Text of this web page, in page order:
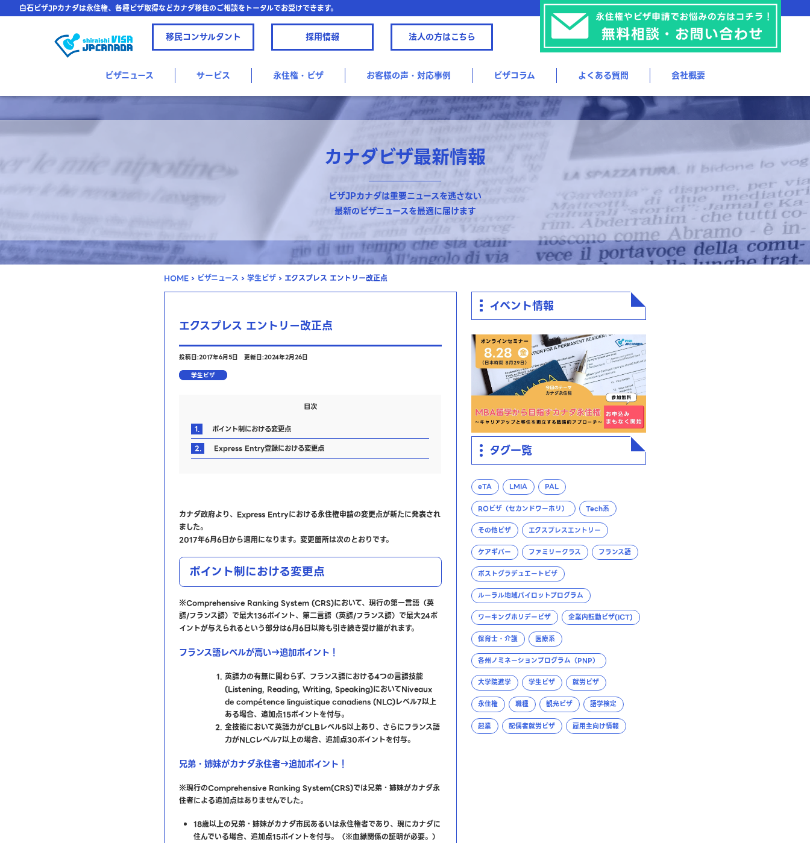
白石ビザJPカナダは永住権、各種ビザ取得などカナダ移住のご相談をトータルでお受けできます。
移民コンサルタント 採用情報 法人の方はこちら
ビザニュース サービス 永住権・ビザ お客様の声・対応事例 ビザコラム よくある質問 会社概要
カナダビザ最新情報
ビザJPカナダは重要ニュースを逃さない
最新のビザニュースを最適に届けます
HOME › ビザニュース › 学生ビザ › エクスプレス エントリー改正点
エクスプレス エントリー改正点
投稿日:2017年6月5日
更新日:2024年2月26日
学生ビザ
目次
1.
ポイント制における変更点
2.
Express Entry登録における変更点
カナダ政府より、Express Entryにおける永住権申請の変更点が新たに発表され
ました。
2017年6月6日から適用になります。変更箇所は次のとおりです。
ポイント制における変更点
※Comprehensive Ranking System (CRS)において、現行の第一言語（英
語/フランス語）で最大136ポイント、第二言語（英語/フランス語）で最大24ポ
イントが与えられるという部分は6月6日以降も引き続き受け継がれます。
フランス語レベルが高い→追加ポイント！
英語力の有無に関わらず、フランス語における4つの言語技能
(Listening, Reading, Writing, Speaking)においてNiveaux
de compétence linguistique canadiens (NLC)レベル7以上
ある場合、追加点15ポイントを付与。
全技能において英語力がCLBレベル5以上あり、さらにフランス語
力がNLCレベル7以上の場合、追加点30ポイントを付与。
兄弟・姉妹がカナダ永住者→追加ポイント！
※現行のComprehensive Ranking System(CRS)では兄弟・姉妹がカナダ永
住者による追加点はありませんでした。
18歳以上の兄弟・姉妹がカナダ市民あるいは永住権者であり、現にカナダに
住んでいる場合、追加点15ポイントを付与。（※血縁関係の証明が必要。）
イベント情報
タグ一覧
eTA LMIA PAL
ROビザ（セカンドワーホリ） Tech系
その他ビザ エクスプレスエントリー
ケアギバー ファミリークラス フランス語
ポストグラデュエートビザ
ルーラル地域パイロットプログラム
ワーキングホリデービザ 企業内転勤ビザ(ICT)
保育士・介護 医療系
各州ノミネーションプログラム（PNP）
大学院進学 学生ビザ 就労ビザ
永住権 職種 観光ビザ 語学検定
起業 配偶者就労ビザ 雇用主向け情報